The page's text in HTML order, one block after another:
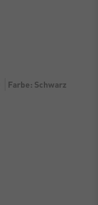
Farbe: Schwarz